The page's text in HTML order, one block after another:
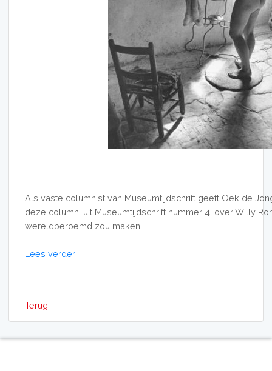
Als vaste columnist van Museumtijdschrift geeft Oek de
deze column, uit Museumtijdschrift nummer 4, over Willy
wereldberoemd zou maken.
Lees verder
Terug